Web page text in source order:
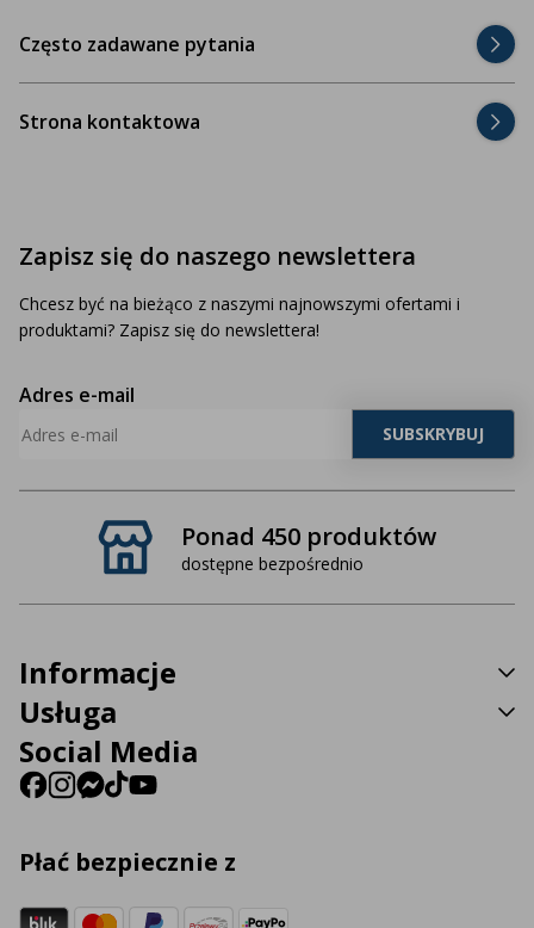
Ponad 450 produktów
dostępne bezpośrednio
Często zadawane pytania
Strona kontaktowa
Zapisz się do naszego newslettera
Chcesz być na bieżąco z naszymi najnowszymi ofertami i
produktami? Zapisz się do newslettera!
Adres e-mail
Informacje
Usługa
Social Media
Płać bezpiecznie z